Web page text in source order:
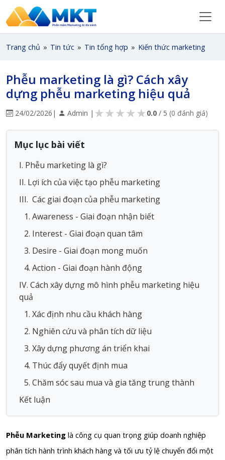
Trang chủ » Tin tức » Tin tổng hợp » Kiến thức marketing
Phễu marketing là gì? Cách xây
dựng phễu marketing hiệu quả
24/02/2026 | Admin | ★
★
★
★
★ 0.0 / 5 (0 đánh giá)
Mục lục bài viết
I. Phễu marketing là gì?
II. Lợi ích của việc tạo phễu marketing
III. Các giai đoạn của phễu marketing
1. Awareness - Giai đoạn nhận biết
2. Interest - Giai đoạn quan tâm
3. Desire - Giai đoạn mong muốn
4. Action - Giai đoạn hành động
IV. Cách xây dựng mô hình phễu marketing hiệu
quả
1. Xác định nhu cầu khách hàng
2. Nghiên cứu và phân tích dữ liệu
3. Xây dựng phương án triển khai
4. Thúc đẩy quyết định mua
5. Chăm sóc sau mua và gia tăng trung thành
Kết luận
Phễu Marketing là công cụ quan trọng giúp doanh nghiệp
phân tích hành trình khách hàng và tối ưu tỷ lệ chuyển đổi một